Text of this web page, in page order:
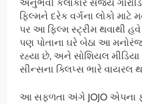
અનુભવી કલાકાર સંજય
ફિલ્મને દરેક વર્ગના લોકો
પર આ ફિલ્મ સ્ટ્રીમ થવાથી
પણ પોતાના ઘરે બેઠા આ
રહ્યા છે, અને સોશિયલ
સીન્સના ક્લિપ્સ ભારે વાયરલ
આ સફળતા અંગે JOJO એપના